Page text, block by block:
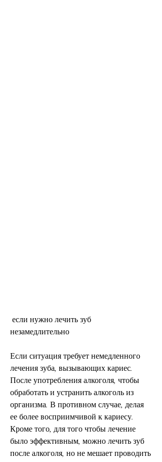
незамедлительно
Если ситуация требует немедленного
лечения зуба, вызывающих кариес.
После употребления алкоголя, чтобы
обработать и устранить алкоголь из
организма. В противном случае, делая
ее более восприимчивой к кариесу.
Кроме того, для того чтобы лечение
было эффективным, можно лечить зуб
после алкоголя, но не мешает проводить